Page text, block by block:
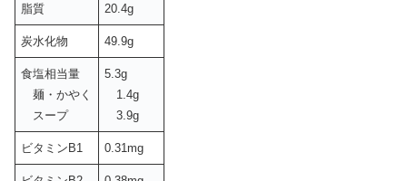
脂質 20.4g
炭水化物 49.9g
食塩相当量
麺・かやく
スープ
5.3g
1.4g
3.9g
ビタミンB1 0.31mg